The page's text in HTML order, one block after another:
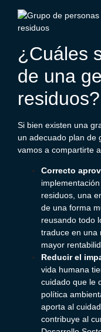
¿Cuáles
de una
residuos?
Si bien existen una
un adecuado plan de
vamos a compartirte
Correcto
residuos, una
de una forma
reusando todo
traduce en una
mayor
Reducir el
vida humana
cuidado que le
política
aporta al
contribuye al